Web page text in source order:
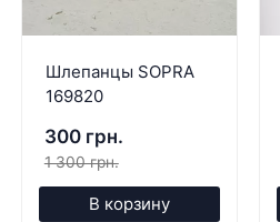
Шлепанцы SOPRA
169820
300 грн.
1 300 грн.
В корзину